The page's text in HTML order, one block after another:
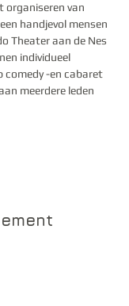
organiseren van
handjevol mensen
Theater aan de Nes
individueel
comedy -en cabaret
meerdere leden